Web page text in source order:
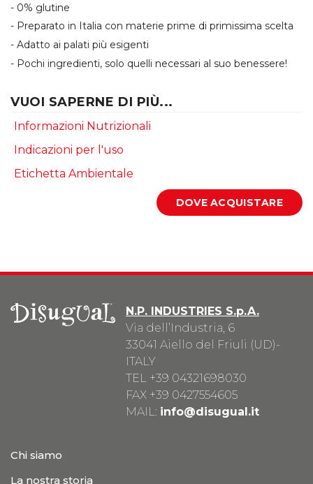
- 0% glutine
- Preparato in Italia con materie prime di primissima scelta
- Adatto ai palati più esigenti
- Pochi ingredienti, solo quelli necessari al suo benessere!
VUOI SAPERNE DI PIÙ...
Informazioni Nutrizionali
Indicazioni per l'uso
Etichetta Ambientale
N.P. INDUSTRIES S.p.A.
Via dell’Industria, 6
33041 Aiello del Friuli (UD)-
ITALY
TEL +39 04321698030
FAX +39 0427554605
MAIL: info@disugual.it
Chi siamo
La nostra storia